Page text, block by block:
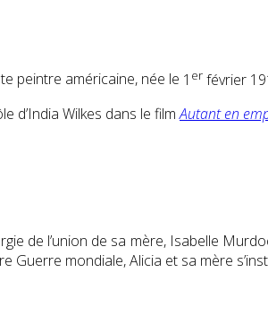
peintre américaine, née le 1 er février
d’India Wilkes dans le filmAutant en
de l’union de sa mère, Isabelle
mondiale, Alicia et sa mère